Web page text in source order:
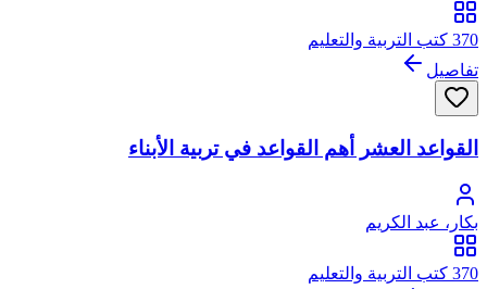
370 كتب التربية والتعليم
تفاصيل
القواعد العشر أهم القواعد في تربية الأبناء
بكار، عبد الكريم
370 كتب التربية والتعليم